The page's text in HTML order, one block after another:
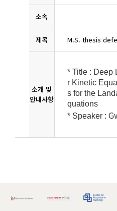
소속
제목 M.S. thesis
소개 및
안내사항
* Title : Deep
r Kinetic
s for the
quations
* Speaker :